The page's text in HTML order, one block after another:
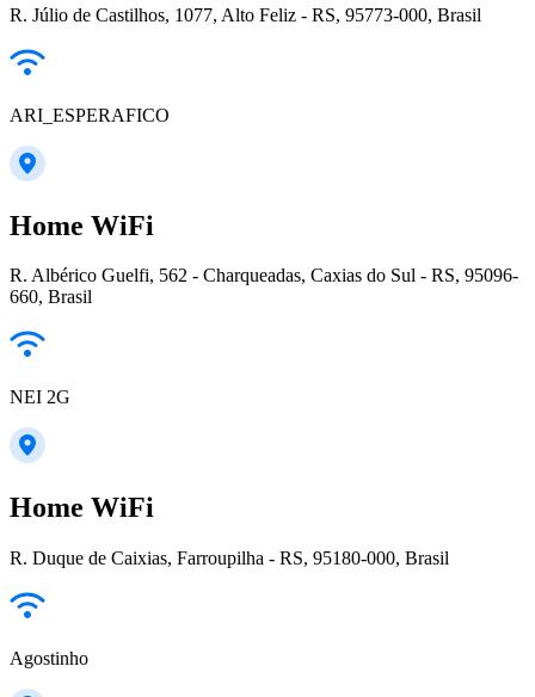
R. Júlio de Castilhos, 1077, Alto Feliz - RS, 95773-000, Brasil
ARI_ESPERAFICO
Home WiFi
R. Albérico Guelfi, 562 - Charqueadas, Caxias do Sul - RS, 95096-
660, Brasil
NEI 2G
Home WiFi
R. Duque de Caixias, Farroupilha - RS, 95180-000, Brasil
Agostinho